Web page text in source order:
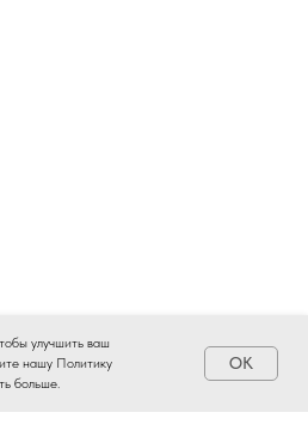
улучшить ваш
нашу Политику
больше.
OK